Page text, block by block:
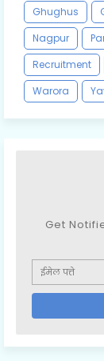
Ghughus
Nagpur
Recruitment
Warora
Get